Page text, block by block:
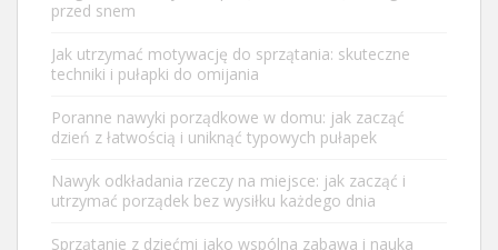
przed snem
Jak utrzymać motywację do sprzątania: skuteczne
techniki i pułapki do omijania
Poranne nawyki porządkowe w domu: jak zacząć
dzień z łatwością i uniknąć typowych pułapek
Nawyk odkładania rzeczy na miejsce: jak zacząć i
utrzymać porządek bez wysiłku każdego dnia
Sprzątanie z dziećmi jako wspólna zabawa i nauka